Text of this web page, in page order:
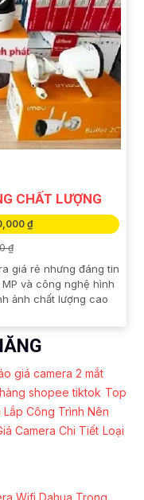
CHẤT LƯỢNG
₫
₫
giá rẻ nhưng đáng tin
và công nghệ hình
ảnh chất lượng cao
giá camera 2 mắt
shopee tiktok Top
Lắp Công Trình Nên
Camera Chi Tiết Loại
Wifi Dahua Trong